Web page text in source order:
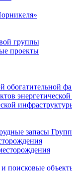
группы
проекты
обогатительной
запасы
поисковые